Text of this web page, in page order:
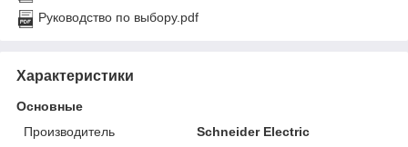
Руководство по выбору.pdf
Характеристики
Основные
Производитель
Schneider Electric